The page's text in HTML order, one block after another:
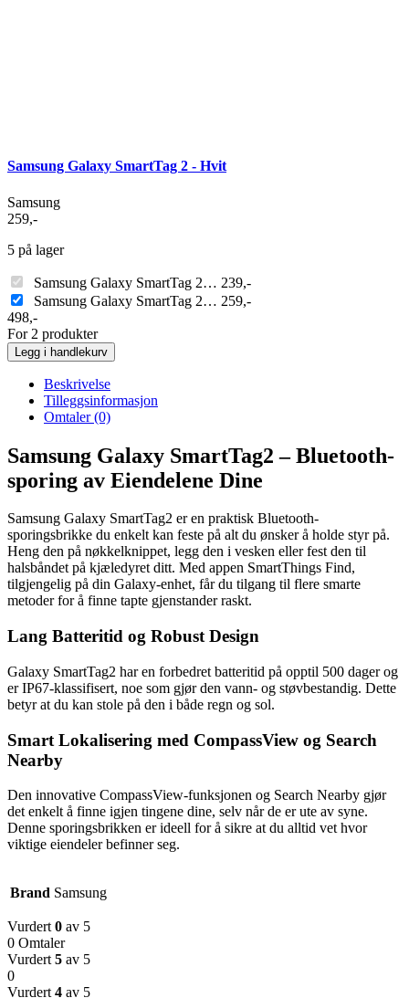
Samsung Galaxy SmartTag 2 - Hvit
Samsung
259,-
5 på lager
Samsung Galaxy SmartTag 2… 239,-
Samsung Galaxy SmartTag 2… 259,-
498,-
For 2 produkter
Legg i handlekurv
Beskrivelse
Tilleggsinformasjon
Omtaler (0)
Samsung Galaxy SmartTag2 – Bluetooth-
sporing av Eiendelene Dine
Samsung Galaxy SmartTag2 er en praktisk Bluetooth-
sporingsbrikke du enkelt kan feste på alt du ønsker å holde styr på.
Heng den på nøkkelknippet, legg den i vesken eller fest den til
halsbåndet på kjæledyret ditt. Med appen SmartThings Find,
tilgjengelig på din Galaxy-enhet, får du tilgang til flere smarte
metoder for å finne tapte gjenstander raskt.
Lang Batteritid og Robust Design
Galaxy SmartTag2 har en forbedret batteritid på opptil 500 dager og
er IP67-klassifisert, noe som gjør den vann- og støvbestandig. Dette
betyr at du kan stole på den i både regn og sol.
Smart Lokalisering med CompassView og Search
Nearby
Den innovative CompassView-funksjonen og Search Nearby gjør
det enkelt å finne igjen tingene dine, selv når de er ute av syne.
Denne sporingsbrikken er ideell for å sikre at du alltid vet hvor
viktige eiendeler befinner seg.
Brand Samsung
Vurdert 0 av 5
0 Omtaler
Vurdert 5 av 5
0
Vurdert 4 av 5